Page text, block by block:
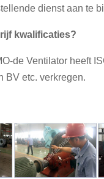
dienst aan te
kwalificaties?
de Ventilator heeft
BV etc. verkregen.